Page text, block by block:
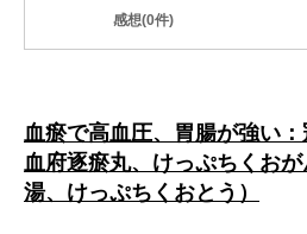
感想(0件)
血瘀で高血圧、胃腸が強い：
血府逐瘀丸、けっぷちくお
湯、けっぷちくおとう）